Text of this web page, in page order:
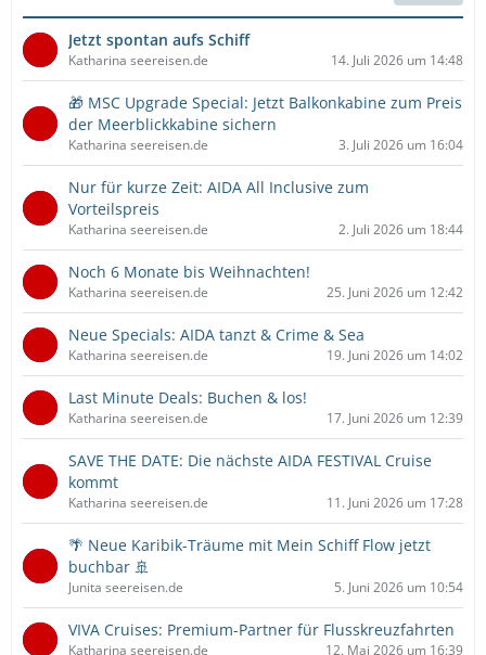
Jetzt spontan aufs Schiff
Katharina seereisen.de 14. Juli 2026 um 14:48
🎁 MSC Upgrade Special: Jetzt Balkonkabine zum Preis
der Meerblickkabine sichern
Katharina seereisen.de 3. Juli 2026 um 16:04
Nur für kurze Zeit: AIDA All Inclusive zum
Vorteilspreis
Katharina seereisen.de 2. Juli 2026 um 18:44
Noch 6 Monate bis Weihnachten!
Katharina seereisen.de 25. Juni 2026 um 12:42
Neue Specials: AIDA tanzt & Crime & Sea
Katharina seereisen.de 19. Juni 2026 um 14:02
Last Minute Deals: Buchen & los!
Katharina seereisen.de 17. Juni 2026 um 12:39
SAVE THE DATE: Die nächste AIDA FESTIVAL Cruise
kommt
Katharina seereisen.de 11. Juni 2026 um 17:28
🌴 Neue Karibik-Träume mit Mein Schiff Flow jetzt
buchbar 🚢
Junita seereisen.de 5. Juni 2026 um 10:54
VIVA Cruises: Premium-Partner für Flusskreuzfahrten
Katharina seereisen.de 12. Mai 2026 um 16:39